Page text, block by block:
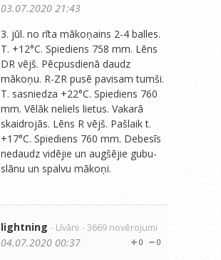
03.07.2020 21:43
3. jūl. no rīta mākoņains 2-4 balles.
T. +12°C. Spiediens 758 mm. Lēns
DR vējš. Pēcpusdienā daudz
mākoņu. R-ZR pusē pavisam tumši.
T. sasniedza +22°C. Spiediens 760
mm. Vēlāk neliels lietus. Vakarā
skaidrojās. Lēns R vējš. Pašlaik t.
+17°C. Spiediens 760 mm. Debesīs
nedaudz vidējie un augšējie gubu-
slānu un spalvu mākoņi.
lightning - Līvāni - 3669 novērojumi
0
0
04.07.2020 00:37